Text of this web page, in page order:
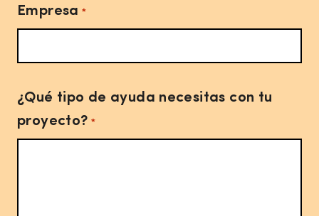
Empresa *
¿Qué tipo de ayuda necesitas con tu
proyecto? *